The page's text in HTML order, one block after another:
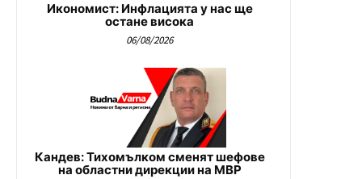
Икономист: Инфлацията у нас ще
остане висока
06/08/2026
Кандев: Тихомълком сменят шефове
на областни дирекции на МВР